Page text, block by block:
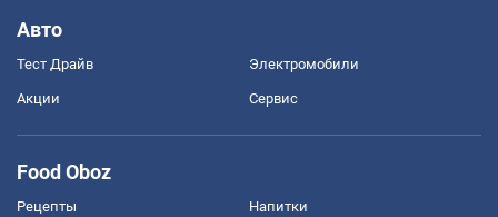
Авто
Тест Драйв Электромобили
Акции Сервис
Food Oboz
Рецепты Напитки